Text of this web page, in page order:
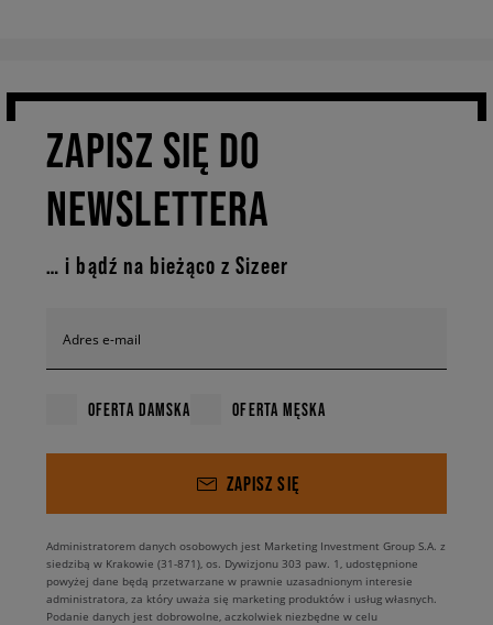
ZAPISZ SIĘ DO
NEWSLETTERA
… i bądź na bieżąco z Sizeer
Adres e-mail
OFERTA DAMSKA OFERTA MĘSKA
ZAPISZ SIĘ
Administratorem danych osobowych jest Marketing Investment Group S.A. z
siedzibą w Krakowie (31-871), os. Dywizjonu 303 paw. 1, udostępnione
powyżej dane będą przetwarzane w prawnie uzasadnionym interesie
administratora, za który uważa się marketing produktów i usług własnych.
Podanie danych jest dobrowolne, aczkolwiek niezbędne w celu